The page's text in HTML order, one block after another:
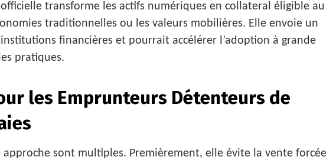
transforme les actifs numériques en collateral éligible au
traditionnelles ou les valeurs mobilières. Elle envoie un
financières et pourrait accélérer l’adoption à grande
pratiques.
les Emprunteurs Détenteurs de
approche sont multiples. Premièrement, elle évite la vente forcée